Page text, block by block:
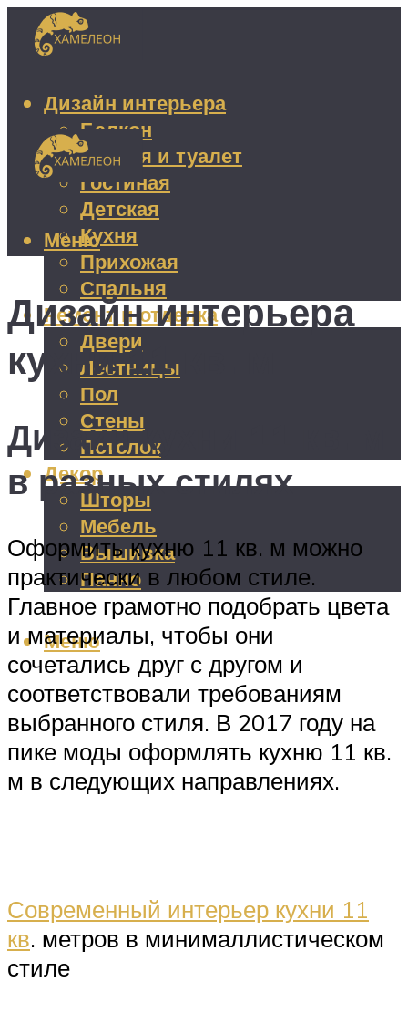
Дизайн интерьера
Балкон
Ванная и туалет
Гостиная
Детская
Кухня
Прихожая
Спальня
Ремонт и отделка
Двери
Лестницы
Пол
Стены
Потолок
Декор
Шторы
Мебель
Вышивка
Панно
Меню
Меню
Дизайн интерьера
кухни 11 кв. м
Дизайн кухни 11 кв. м
в разных стилях
Оформить кухню 11 кв. м можно
практически в любом стиле.
Главное грамотно подобрать цвета
и материалы, чтобы они
сочетались друг с другом и
соответствовали требованиям
выбранного стиля. В 2017 году на
пике моды оформлять кухню 11 кв.
м в следующих направлениях.
Современный интерьер кухни 11
кв. метров в минималлистическом
стиле